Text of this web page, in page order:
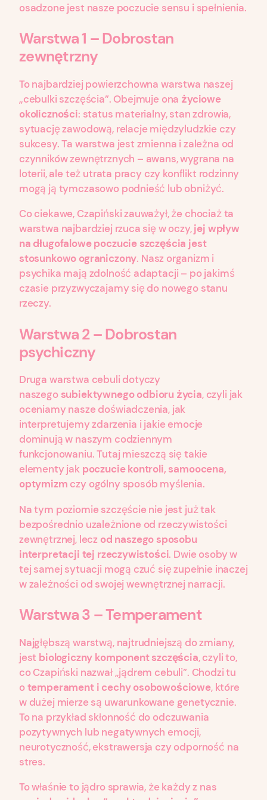
osadzone jest nasze poczucie sensu i spełnienia.
Warstwa 1 – Dobrostan
zewnętrzny
To najbardziej powierzchowna warstwa naszej
„cebulki szczęścia”. Obejmuje ona życiowe
okoliczności: status materialny, stan zdrowia,
sytuację zawodową, relacje międzyludzkie czy
sukcesy. Ta warstwa jest zmienna i zależna od
czynników zewnętrznych – awans, wygrana na
loterii, ale też utrata pracy czy konflikt rodzinny
mogą ją tymczasowo podnieść lub obniżyć.
Co ciekawe, Czapiński zauważył, że chociaż ta
warstwa najbardziej rzuca się w oczy,jej wpływ
na długofalowe poczucie szczęścia jest
stosunkowo ograniczony. Nasz organizm i
psychika mają zdolność adaptacji – po jakimś
czasie przyzwyczajamy się do nowego stanu
rzeczy.
Warstwa 2 – Dobrostan
psychiczny
Druga warstwa cebuli dotyczy
naszego subiektywnego odbioru życia, czyli jak
oceniamy nasze doświadczenia, jak
interpretujemy zdarzenia i jakie emocje
dominują w naszym codziennym
funkcjonowaniu. Tutaj mieszczą się takie
elementy jak poczucie kontroli, samoocena,
optymizm czy ogólny sposób myślenia.
Na tym poziomie szczęście nie jest już tak
bezpośrednio uzależnione od rzeczywistości
zewnętrznej, lecz od naszego sposobu
interpretacji tej rzeczywistości. Dwie osoby w
tej samej sytuacji mogą czuć się zupełnie inaczej
w zależności od swojej wewnętrznej narracji.
Warstwa 3 – Temperament
Najgłębszą warstwą, najtrudniejszą do zmiany,
jest biologiczny komponent szczęścia, czyli to,
co Czapiński nazwał „jądrem cebuli”. Chodzi tu
otemperament i cechy osobowościowe, które
w dużej mierze są uwarunkowane genetycznie.
To na przykład skłonność do odczuwania
pozytywnych lub negatywnych emocji,
neurotyczność, ekstrawersja czy odporność na
stres.
To właśnie to jądro sprawia, że każdy z nas